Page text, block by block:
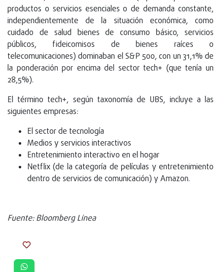
productos o servicios esenciales o de demanda constante,
independientemente de la situación económica, como
cuidado de salud bienes de consumo básico, servicios
públicos, fideicomisos de bienes raíces o
telecomunicaciones) dominaban el S&P 500, con un 31,1% de
la ponderación por encima del sector tech+ (que tenía un
28,5%).
El término tech+, según taxonomía de UBS, incluye a las
siguientes empresas:
El sector de tecnología
Medios y servicios interactivos
Entretenimiento interactivo en el hogar
Netflix (de la categoría de películas y entretenimiento
dentro de servicios de comunicación) y Amazon.
Fuente: Bloomberg Línea